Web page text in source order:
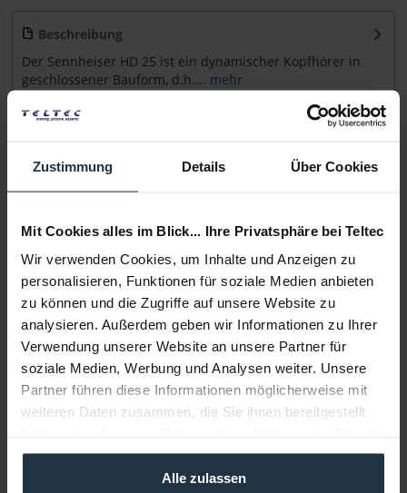
Zustimmung Details Über Cookies
Mit Cookies alles im Blick... Ihre Privatsphäre bei Teltec
Wir verwenden Cookies, um Inhalte und Anzeigen zu
personalisieren, Funktionen für soziale Medien anbieten
zu können und die Zugriffe auf unsere Website zu
analysieren. Außerdem geben wir Informationen zu Ihrer
Verwendung unserer Website an unsere Partner für
soziale Medien, Werbung und Analysen weiter. Unsere
Partner führen diese Informationen möglicherweise mit
weiteren Daten zusammen, die Sie ihnen bereitgestellt
gesammelt haben.
Alle zulassen
Beschreibung
Der Sennheiser HD 25 ist ein dynamischer Kopfhörer in
geschlossener Bauform, d.h.... mehr
Zubehör
Medien
Infos zu Hersteller & Produktsicherheit
Folgende Infos zum Hersteller sind verfübar......mehr
Weitere Artikel von Sennheiser ansehen